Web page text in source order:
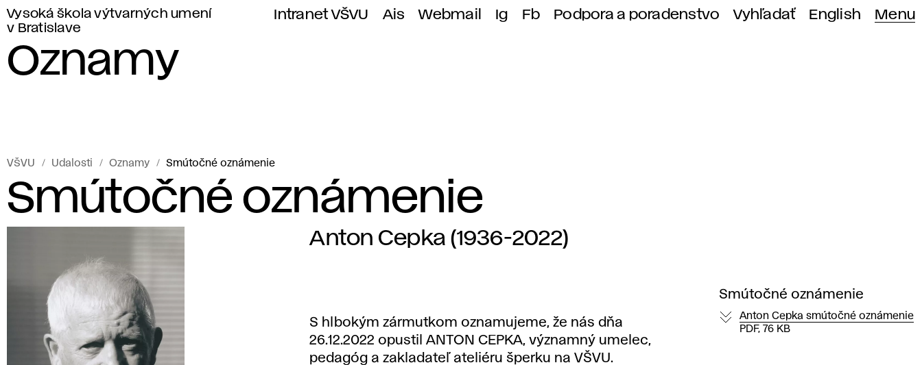
Vysoká škola výtvarných umení
v Bratislave
Intranet VŠVU Ais Webmail Ig Fb Podpora a poradenstvo Vyhľadať English Menu
Oznamy
VŠVU Udalosti Oznamy Smútočné oznámenie
Smútočné oznámenie
Anton Cepka (1936-2022)
S hlbokým zármutkom oznamujeme, že nás dňa
26.12.2022 opustil ANTON CEPKA, významný umelec,
pedagóg a zakladateľ ateliéru šperku na VŠVU.
Smútočné oznámenie
Anton Cepka smútočné oznámenie
PDF, 76 KB